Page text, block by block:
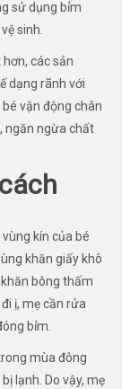
sử dụng bỉm
sinh.
các sản
dạng rãnh với
vận động chân
ngăn ngừa chất
kín của bé
khăn giấy khô
bông thấm
ị, mẹ cần rửa
bỉm.
mùa đông
lạnh. Do vậy, mẹ